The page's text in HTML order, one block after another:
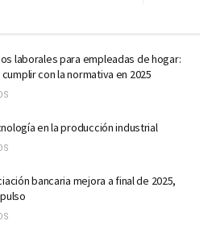
laborales para empleadas de hogar:
con la normativa en 2025
en la producción industrial
bancaria mejora a final de 2025,